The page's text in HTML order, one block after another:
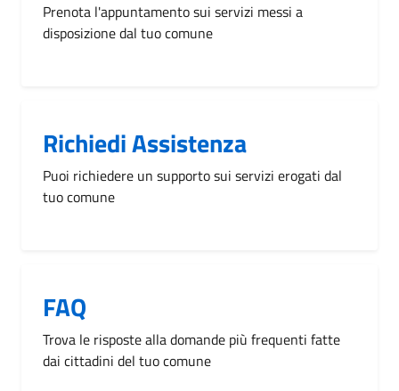
Prenota l'appuntamento sui servizi messi a
disposizione dal tuo comune
Richiedi Assistenza
Puoi richiedere un supporto sui servizi erogati dal
tuo comune
FAQ
Trova le risposte alla domande più frequenti fatte
dai cittadini del tuo comune